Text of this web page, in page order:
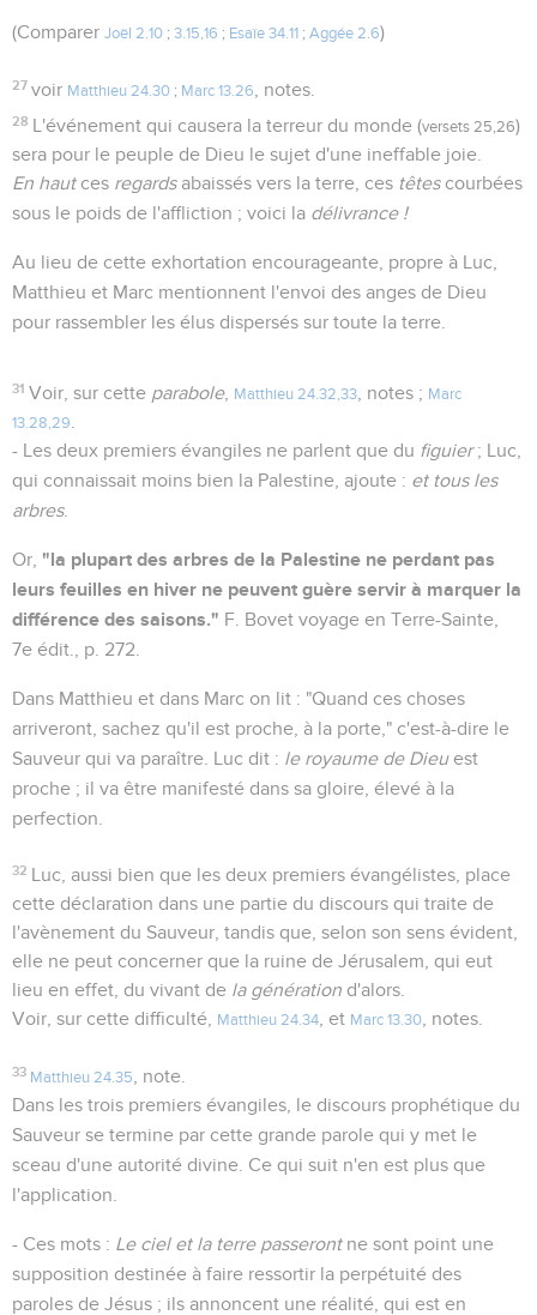
(Comparer Joël 2.10 ; 3.15,16 ; Esaïe 34.11 ; Aggée 2.6)
27 voir Matthieu 24.30 ; Marc 13.26 , notes.
28 L'événement qui causera la terreur du monde (versets 25,26)
sera pour le peuple de Dieu le sujet d'une ineffable joie.
En hautces regardsabaissés vers la terre, ces têtescourbées
sous le poids de l'affliction ; voici la délivrance !
Au lieu de cette exhortation encourageante, propre à Luc,
Matthieu et Marc mentionnent l'envoi des anges de Dieu
pour rassembler les élus dispersés sur toute la terre.
31 Voir, sur cette parabole, Matthieu 24.32,33 , notes ; Marc
13.28,29
- Les deux premiers évangiles ne parlent que du figuier; Luc,
qui connaissait moins bien la Palestine, ajoute : et tous les
arbres.
Or, "la plupart des arbres de la Palestine ne perdant pas
leurs feuilles en hiver ne peuvent guère servir à marquer la
différence des saisons." F. Bovet voyage en Terre-Sainte,
7e édit., p. 272.
Dans Matthieu et dans Marc on lit : "Quand ces choses
arriveront, sachez qu'il est proche, à la porte," c'est-à-dire le
Sauveur qui va paraître. Luc dit : le royaume de Dieuest
proche ; il va être manifesté dans sa gloire, élevé à la
perfection.
32 Luc, aussi bien que les deux premiers évangélistes, place
cette déclaration dans une partie du discours qui traite de
l'avènement du Sauveur, tandis que, selon son sens évident,
elle ne peut concerner que la ruine de Jérusalem, qui eut
lieu en effet, du vivant de la génération d'alors.
Voir, sur cette difficulté,
Matthieu 24.34 , et Marc 13.30 , notes.
33 Matthieu 24.35
, note.
Dans les trois premiers évangiles, le discours prophétique du
Sauveur se termine par cette grande parole qui y met le
sceau d'une autorité divine. Ce qui suit n'en est plus que
l'application.
- Ces mots : Le ciel et la terre passerontne sont point une
supposition destinée à faire ressortir la perpétuité des
paroles de Jésus ; ils annoncent une réalité, qui est en